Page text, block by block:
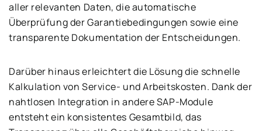
aller relevanten Daten, die automatische
Überprüfung der Garantiebedingungen sowie eine
transparente Dokumentation der Entscheidungen.
Darüber hinaus erleichtert die Lösung die schnelle
Kalkulation von Service- und Arbeitskosten. Dank der
nahtlosen Integration in andere SAP-Module
entsteht ein konsistentes Gesamtbild, das